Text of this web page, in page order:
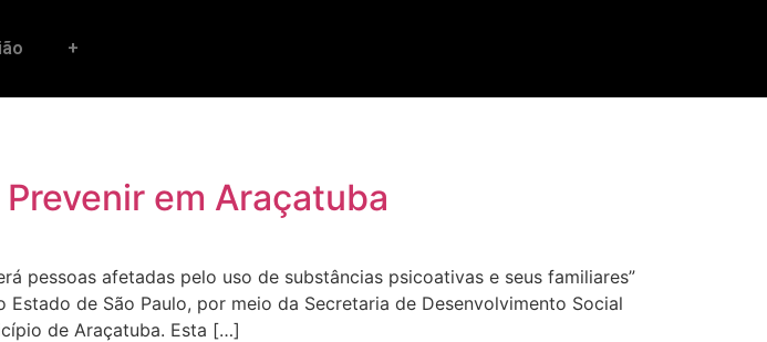
+
em Araçatuba
pessoas afetadas pelo uso de substâncias psicoativas e seus familiares”
de São Paulo, por meio da Secretaria de Desenvolvimento Social
de Araçatuba. Esta […]